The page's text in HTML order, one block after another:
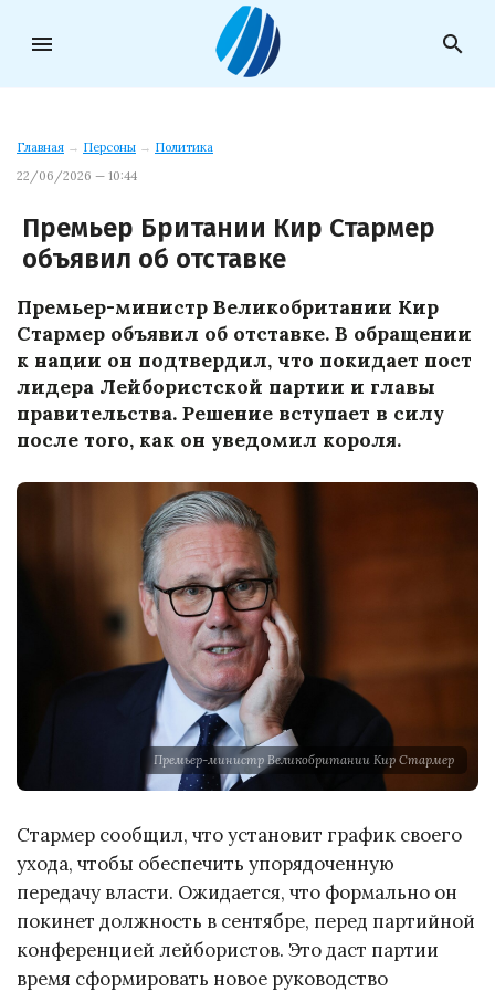
menu search
Главная → Персоны → Политика
22/06/2026 — 10:44
Премьер Британии Кир Стармер
объявил об отставке
Премьер-министр Великобритании Кир
Стармер объявил об отставке. В обращении
к нации он подтвердил, что покидает пост
лидера Лейбористской партии и главы
правительства. Решение вступает в силу
после того, как он уведомил короля.
Премьер-министр Великобритании Кир Стармер
Стармер сообщил, что установит график своего
ухода, чтобы обеспечить упорядоченную
передачу власти. Ожидается, что формально он
покинет должность в сентябре, перед партийной
конференцией лейбористов. Это даст партии
время сформировать новое руководство